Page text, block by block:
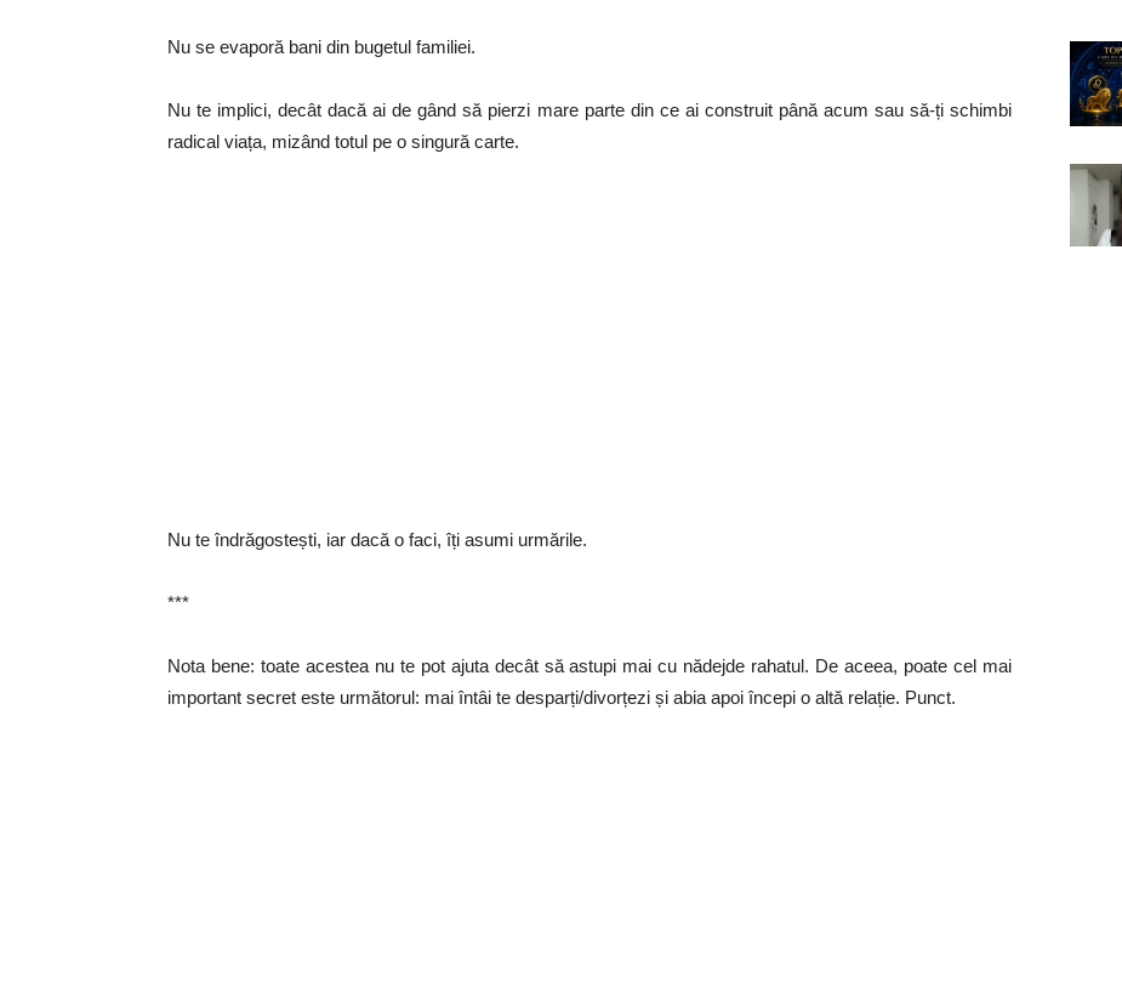
Nu se evaporă bani din bugetul familiei.
Nu te implici, decât dacă ai de gând să pierzi mare parte din ce ai construit până acum sau să-ți schimbi
radical viața, mizând totul pe o singură carte.
Nu te îndrăgostești, iar dacă o faci, îți asumi urmările.
***
Nota bene: toate acestea nu te pot ajuta decât să astupi mai cu nădejde rahatul. De aceea, poate cel mai
important secret este următorul: mai întâi te desparți/divorțezi și abia apoi începi o altă relație. Punct.